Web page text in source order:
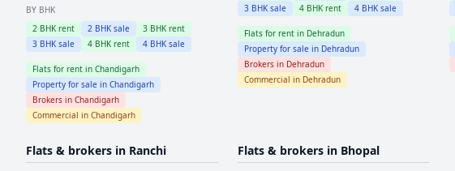
BY BHK
2 BHK rent 2 BHK sale 3 BHK rent
3 BHK sale 4 BHK rent 4 BHK sale
Flats for rent in Chandigarh
Property for sale in Chandigarh
Brokers in Chandigarh
Commercial in Chandigarh
3BHK sale 4BHK rent 4BHK sale
Flats for rent in Dehradun
Property for sale in Dehradun
Brokers in Dehradun
Commercial in Dehradun
Flats & brokers in Ranchi Flats & brokers in Bhopal